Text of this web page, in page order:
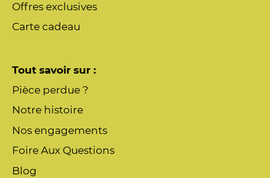
Offres exclusives
Carte cadeau
Tout savoir sur :
Pièce perdue ?
Notre histoire
Nos engagements
Foire Aux Questions
Blog